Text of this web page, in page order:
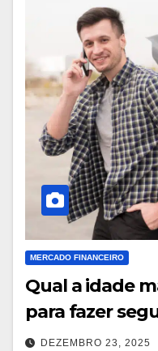
MERCADO FINANCEIRO
Qual a idade
para fazer
DEZEMBRO 23, 2025